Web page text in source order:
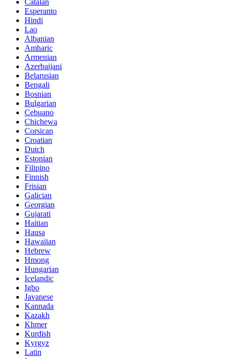
Esperanto
Hindi
Lao
Albanian
Amharic
Armenian
Azerbaijani
Belarusian
Bengali
Bosnian
Bulgarian
Cebuano
Chichewa
Corsican
Croatian
Dutch
Estonian
Filipino
Finnish
Frisian
Galician
Georgian
Gujarati
Haitian
Hausa
Hawaiian
Hebrew
Hmong
Hungarian
Icelandic
Igbo
Javanese
Kannada
Kazakh
Khmer
Kurdish
Kyrgyz
Latin